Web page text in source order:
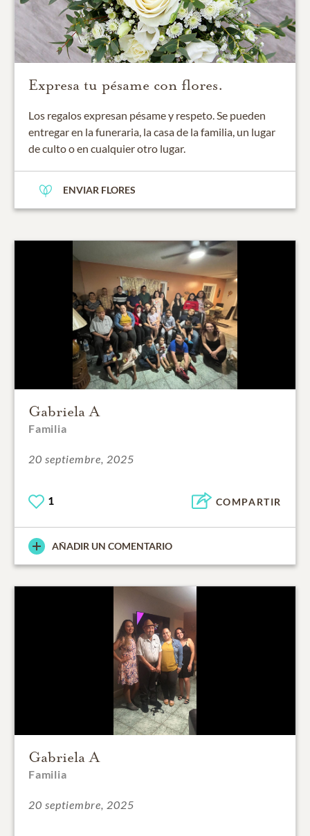
Expresa tu pésame con flores.
Los regalos expresan pésame y respeto. Se pueden
entregar en la funeraria, la casa de la familia, un lugar
de culto o en cualquier otro lugar.
ENVIAR FLORES
Gabriela A
Familia
20 septiembre, 2025
1 COMPARTIR
AÑADIR UN COMENTARIO
Gabriela A
Familia
20 septiembre, 2025